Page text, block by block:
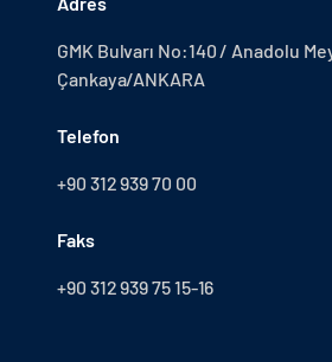
GMK Bulvarı No:140 / Anadolu
Çankaya/ANKARA
Telefon
+90 312 939 70 00
Faks
+90 312 939 75 15-16